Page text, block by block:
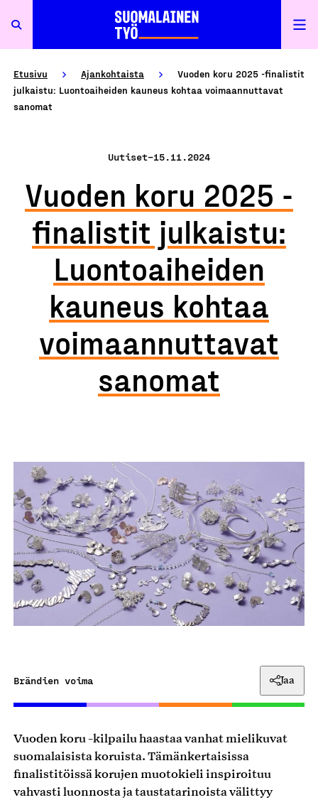
Etusivu Ajankohtaista
Vuoden koru 2025 -finalistit
julkaistu: Luontoaiheiden kauneus kohtaa voimaannuttavat
sanomat
Uutiset–15.11.2024
Vuoden koru 2025 -
finalistit julkaistu:
Luontoaiheiden
kauneus kohtaa
voimaannuttavat
sanomat
Brändien voima Jaa
Vuoden koru -kilpailu haastaa vanhat mielikuvat
suomalaisista koruista. Tämänkertaisissa
finalistitöissä korujen muotokieli inspiroituu
vahvasti luonnosta ja taustatarinoista välittyy